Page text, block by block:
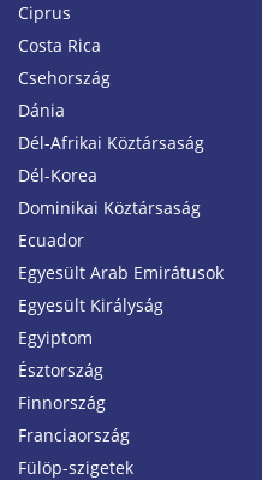
Ciprus
Costa Rica
Csehország
Dánia
Dél-Afrikai Köztársaság
Dél-Korea
Dominikai Köztársaság
Ecuador
Egyesült Arab Emirátusok
Egyesült Királyság
Egyiptom
Észtország
Finnország
Franciaország
Fülöp-szigetek